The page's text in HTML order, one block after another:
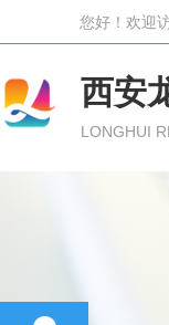
您好！欢迎
西安
LONGHUI